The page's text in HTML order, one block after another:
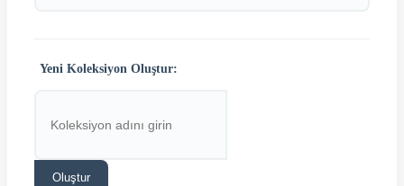
Yeni Koleksiyon Oluştur:
Oluştur